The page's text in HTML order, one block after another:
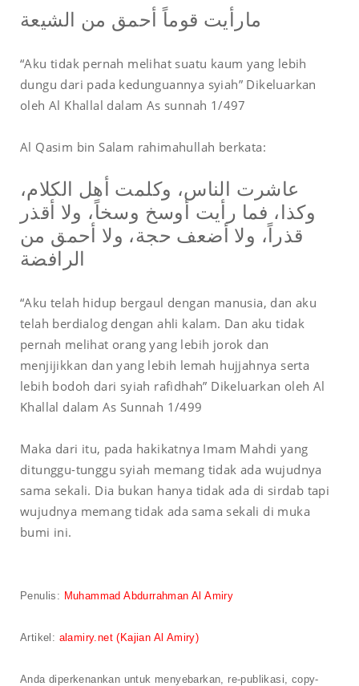
مارأيت قوماً أحمق من الشيعة
“Aku tidak pernah melihat suatu kaum yang lebih
dungu dari pada kedunguannya syiah” Dikeluarkan
oleh Al Khallal dalam As sunnah 1/497
Al Qasim bin Salam rahimahullah berkata:
عاشرت الناس، وكلمت أهل الكلام،
وكذا، فما رأيت أوسخ وسخاً، ولا أقذر
قذراً، ولا أضعف حجة، ولا أحمق من
الرافضة
“Aku telah hidup bergaul dengan manusia, dan aku
telah berdialog dengan ahli kalam. Dan aku tidak
pernah melihat orang yang lebih jorok dan
menjijikkan dan yang lebih lemah hujjahnya serta
lebih bodoh dari syiah rafidhah” Dikeluarkan oleh Al
Khallal dalam As Sunnah 1/499
Maka dari itu, pada hakikatnya Imam Mahdi yang
ditunggu-tunggu syiah memang tidak ada wujudnya
sama sekali. Dia bukan hanya tidak ada di sirdab tapi
wujudnya memang tidak ada sama sekali di muka
bumi ini.
Penulis : Muhammad Abdurrahman Al Amiry
Artikel : alamiry.net (Kajian Al Amiry)
Anda diperkenankan untuk menyebarkan, re-publikasi, copy-